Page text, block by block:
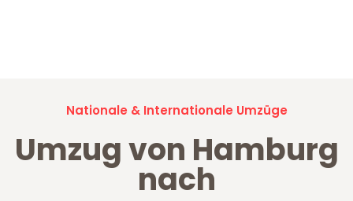
Nationale & Internationale Umzüge
Umzug von Hamburg
nach